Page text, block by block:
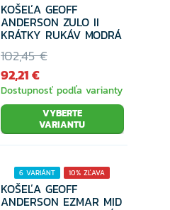
KOŠEĽA GEOFF
ANDERSON ZULO II
KRÁTKY RUKÁV MODRÁ
102,45 €
92,21 €
Dostupnosť podľa varianty
VYBERTE
VARIANTU
6 VARIÁNT 10% ZĽAVA
KOŠEĽA GEOFF
ANDERSON EZMAR MID